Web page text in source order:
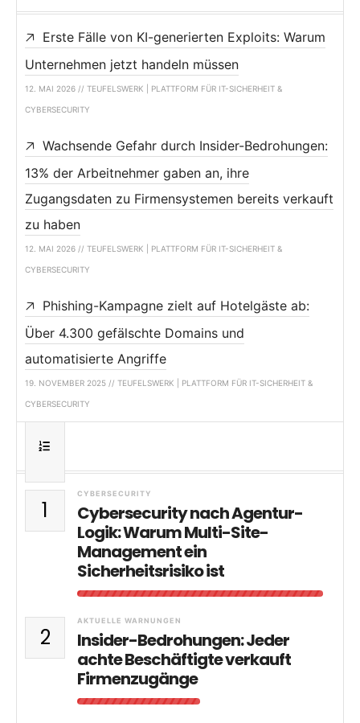
Erste Fälle von KI-generierten Exploits: Warum
Unternehmen jetzt handeln müssen
12. MAI 2026 // TEUFELSWERK | PLATTFORM FÜR IT-SICHERHEIT &
CYBERSECURITY
Wachsende Gefahr durch Insider-Bedrohungen:
13% der Arbeitnehmer gaben an, ihre
Zugangsdaten zu Firmensystemen bereits verkauft
zu haben
12. MAI 2026 // TEUFELSWERK | PLATTFORM FÜR IT-SICHERHEIT &
CYBERSECURITY
Phishing-Kampagne zielt auf Hotelgäste ab:
Über 4.300 gefälschte Domains und
automatisierte Angriffe
19. NOVEMBER 2025 // TEUFELSWERK | PLATTFORM FÜR IT-SICHERHEIT &
CYBERSECURITY
1
CYBERSECURITY
Cybersecurity nach Agentur-
Logik: Warum Multi-Site-
Management ein
Sicherheitsrisiko ist
2
AKTUELLE WARNUNGEN
Insider-Bedrohungen: Jeder
achte Beschäftigte verkauft
Firmenzugänge